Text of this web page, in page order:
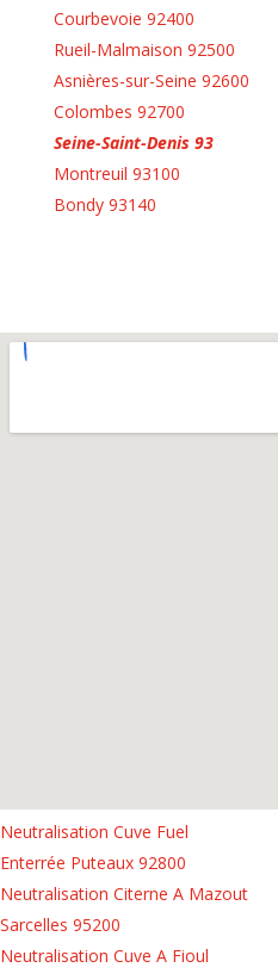
Courbevoie 92400
Rueil-Malmaison 92500
Asnières-sur-Seine 92600
Colombes 92700
Seine-Saint-Denis 93
Montreuil 93100
Bondy 93140
Neutralisation Cuve Fuel
Enterrée Puteaux 92800
Neutralisation Citerne A Mazout
Sarcelles 95200
Neutralisation Cuve A Fioul